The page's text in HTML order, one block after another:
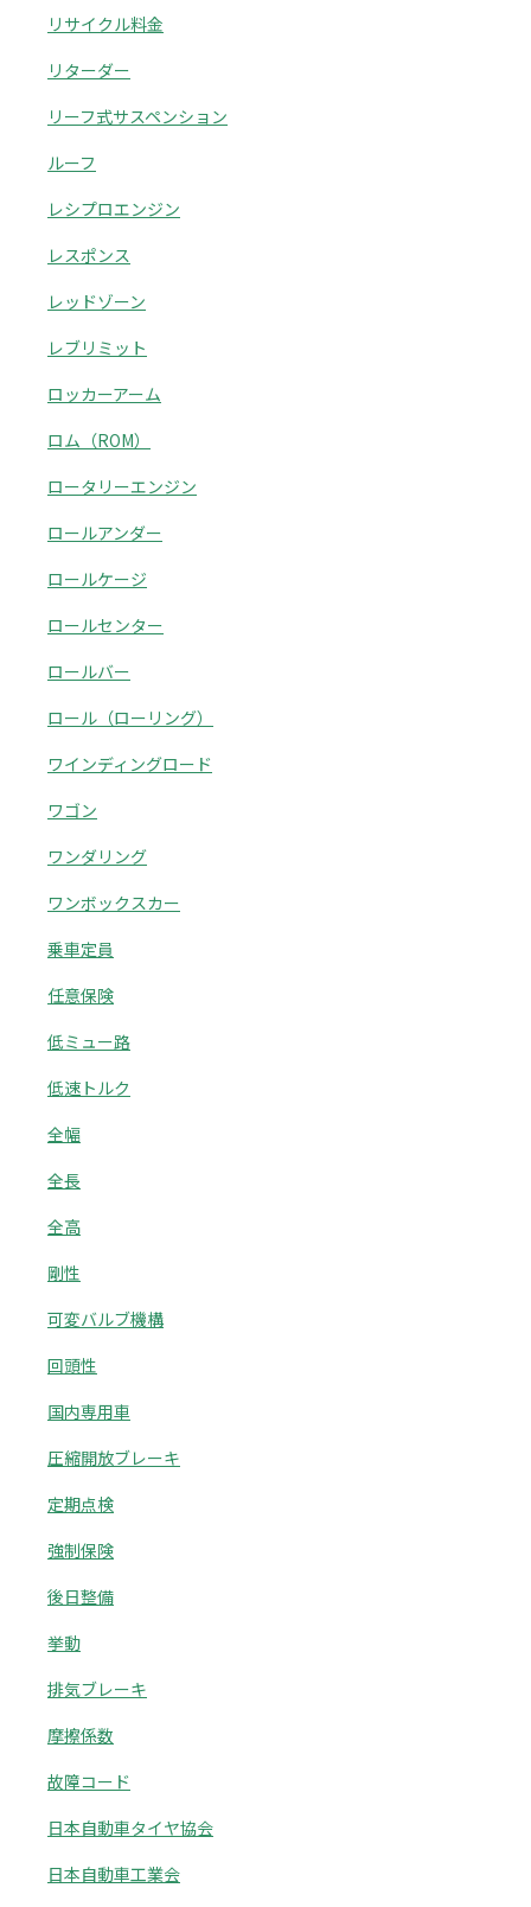
リサイクル料金
リターダー
リーフ式サスペンション
ルーフ
レシプロエンジン
レスポンス
レッドゾーン
レブリミット
ロッカーアーム
ロム（ROM）
ロータリーエンジン
ロールアンダー
ロールケージ
ロールセンター
ロールバー
ロール（ローリング）
ワインディングロード
ワゴン
ワンダリング
ワンボックスカー
乗車定員
任意保険
低ミュー路
低速トルク
全幅
全長
全高
剛性
可変バルブ機構
回頭性
国内専用車
圧縮開放ブレーキ
定期点検
強制保険
後日整備
挙動
排気ブレーキ
摩擦係数
故障コード
日本自動車タイヤ協会
日本自動車工業会